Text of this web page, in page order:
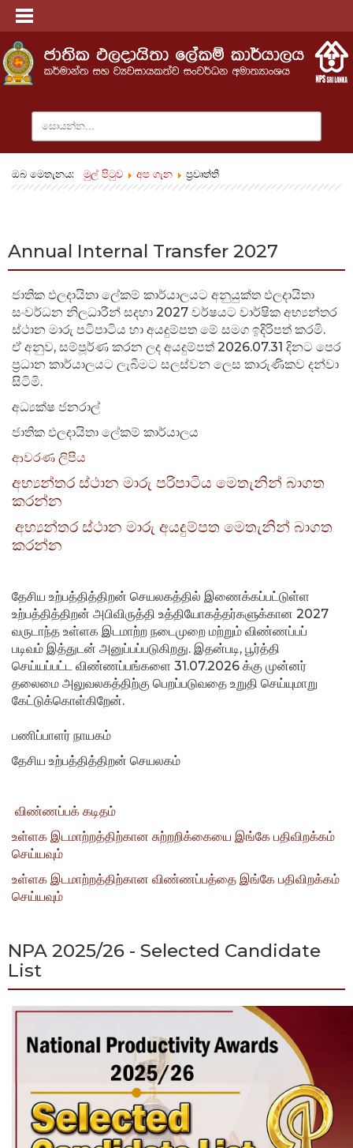
ඔබ මෙතැනය: මුල් පිටුව අප ගැන ප්‍රවෘත්ති
Annual Internal Transfer 2027
ජාතික ඵලදායිතා ලේකම් කාර්යාලයට අනුයුක්ත ඵලදායිතා
සංවර්ධන නිලධාරීන් සදහා 2027 වර්ෂයට වාර්ෂික අභ්‍යන්තර
ස්ථාන මාරු පටිපාටිය හා අයදුම්පත මේ සමග ඉදිරිපත් කරමි.
ඒ අනුව, සම්පූර්ණ කරන ලද අයදුම්පත් 2026.07.31 දිනට පෙර
ප්‍රධාන කාර්යාලයට ලැබීමට සලස්වන ලෙස කාරුණිකව දන්වා
සිටිමි.
අධ්‍යක්ෂ ජනරාල්
ජාතික ඵලදායිතා ලේකම් කාර්යාලය
ආවරණ ලිපිය
අභ්‍යන්තර ස්ථාන මාරු පරිපාටිය මෙතැනින් බාගත
කරන්න
අභ්‍යන්තර ස්ථාන මාරු අයදුම්පත මෙතැනින් බාගත
කරන්න
தேசிய உற்பத்தித்திறன் செயலகத்தில் இணைக்கப்பட்டுள்ள
உற்பத்தித்திறன் அபிவிருத்தி உத்தியோகத்தர்களுக்கான 2027
வருடாந்த உள்ளக இடமாற்ற நடைமுறை மற்றும் விண்ணப்பப்
படிவம் இத்துடன் அனுப்பப்படுகிறது. இதன்படி, பூர்த்தி
செய்யப்பட்ட விண்ணப்பங்களை 31.07.2026 க்கு முன்னர்
தலைமை அலுவலகத்திற்கு பெறப்படுவதை உறுதி செய்யுமாறு
கேட்டுக்கொள்கிறேன்.
பணிப்பாளர் நாயகம்
தேசிய உற்பத்தித்திறன் செயலகம்
விண்ணப்பக் கடிதம்
உள்ளக இடமாற்றத்திற்கான சுற்றறிக்கையை இங்கே பதிவிறக்கம்
செய்யவும்
உள்ளக இடமாற்றத்திற்கான விண்ணப்பத்தை இங்கே பதிவிறக்கம்
செய்யவும்
NPA 2025/26 - Selected Candidate
List